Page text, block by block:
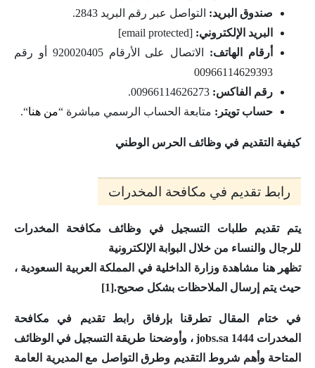
صندوق البريد: التواصل عبر رقم البريد 2843.
البريد الإلكتروني: [email protected]
أرقام الهاتف:
الاتصال على الأرقام 920020405 أو رقم
00966114629393
رقم الفاكس:
حساب تويتر: متابعة الحساب الرسمي مباشرة “من هنا“.
كيفية التقديم في وظائف الحرس الوطني
رابط تقديم في مكافحة المخدرات
يتم تقديم طلبات التسجيل في وظائف مكافحة المخدرات
للرجال والنساء من خلال البوابة الإلكترونية
تظهر هنا مشاهدة وزارة الداخلية في المملكة العربية السعودية ،
حيث يتم إرسال الملاحظات بشكل صحيح.[1]
في ختام المقال تطرقنا بإرفاق رابط تقديم في مكافحة
المخدرات 1444 jobs.sa ،
وأوضحنا طريقة التسجيل في الوظائف
المتاحة وأهم شروط التقديم وطرق التواصل مع المديرية العامة